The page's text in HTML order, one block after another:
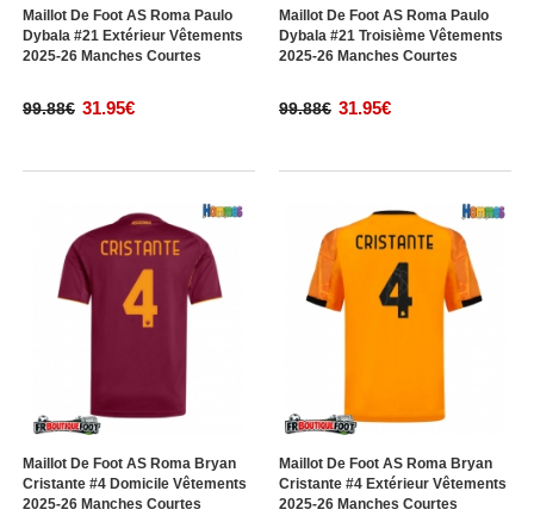
Maillot De Foot AS Roma Paulo
Dybala #21 Extérieur Vêtements
2025-26 Manches Courtes
99.88€ 31.95€
Maillot De Foot AS Roma Paulo
Dybala #21 Troisième Vêtements
2025-26 Manches Courtes
99.88€ 31.95€
Maillot De Foot AS Roma Bryan
Cristante #4 Domicile Vêtements
2025-26 Manches Courtes
Maillot De Foot AS Roma Bryan
Cristante #4 Extérieur Vêtements
2025-26 Manches Courtes